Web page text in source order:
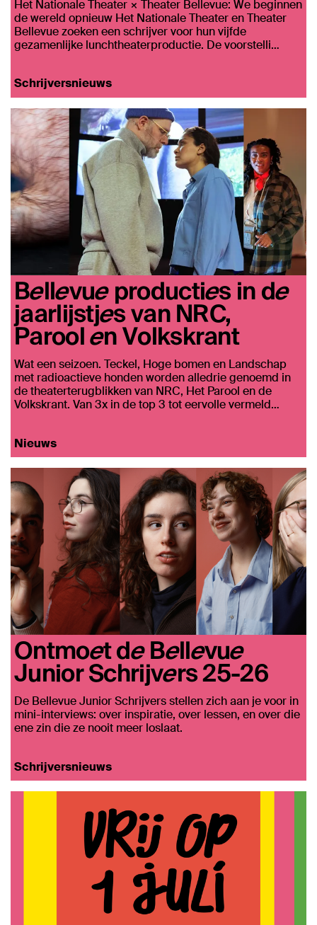
Het Nationale Theater × Theater Bellevue: We beginnen
de wereld opnieuw Het Nationale Theater en Theater
Bellevue zoeken een schrijver voor hun vijfde
gezamenlijke lunchtheaterproductie. De voorstelli…
Schrijversnieuws
Bellevue producties in de
jaarlijstjes van NRC,
Parool en Volkskrant
Wat een seizoen. Teckel, Hoge bomen en Landschap
met radioactieve honden worden alledrie genoemd in
de theaterterugblikken van NRC, Het Parool en de
Volkskrant. Van 3x in de top 3 tot eervolle vermeld…
Nieuws
Ontmoet de Bellevue
Junior Schrijvers 25-26
De Bellevue Junior Schrijvers stellen zich aan je voor in
mini-interviews: over inspiratie, over lessen, en over die
ene zin die ze nooit meer loslaat.
Schrijversnieuws